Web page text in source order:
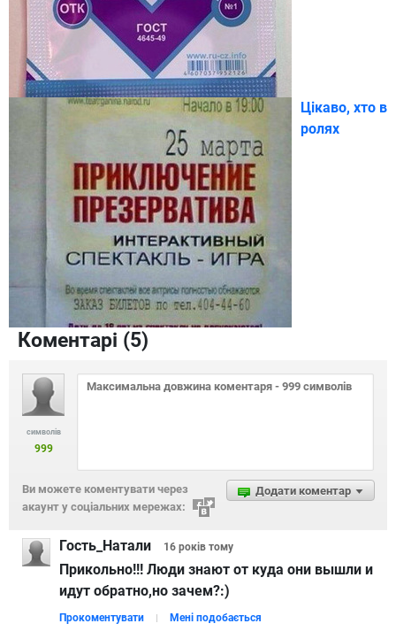
Цікаво, хто в
ролях
Коментарі (5)
символів
999
Додати коментар
Ви можете коментувати через
акаунт у соціальних мережах:
Гость_Натали 16 років тому
Прикольно!!! Люди знают от куда они вышли и
идут обратно,но зачем?:)
Прокоментувати Мені подобається